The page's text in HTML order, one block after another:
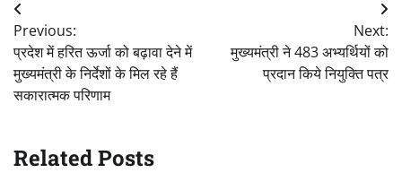
Post
navigation
Previous:
प्रदेश में हरित ऊर्जा को बढ़ावा देने में
मुख्यमंत्री के निर्देशों के मिल रहे हैं
सकारात्मक परिणाम
Next:
मुख्यमंत्री ने 483 अभ्यर्थियों को
प्रदान किये नियुक्ति पत्र
Related Posts